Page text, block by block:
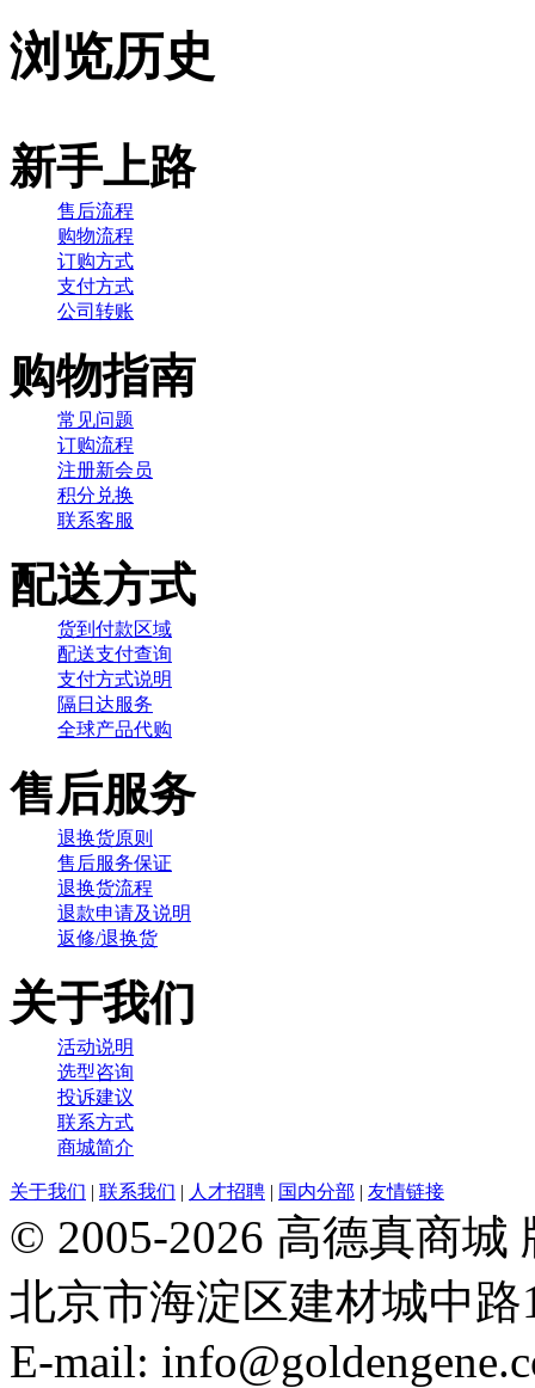
浏览历史
新手上路
售后流程
购物流程
订购方式
支付方式
公司转账
购物指南
常见问题
订购流程
注册新会员
积分兑换
联系客服
配送方式
货到付款区域
配送支付查询
支付方式说明
隔日达服务
全球产品代购
售后服务
退换货原则
售后服务保证
退换货流程
退款申请及说明
返修/退换货
关于我们
活动说明
选型咨询
投诉建议
联系方式
商城简介
关于我们 | 联系我们 | 人才招聘 | 国内分部 | 友情链接
© 2005-2026 高德真商
北京市海淀区建材城中路
E-mail: